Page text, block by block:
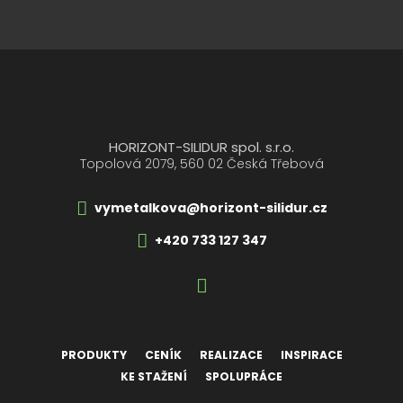
HORIZONT-SILIDUR spol. s.r.o.
Topolová 2079, 560 02 Česká Třebová
vymetalkova@horizont-silidur.cz
+420 733 127 347
PRODUKTY CENÍK REALIZACE
INSPIRACE
KE STAŽENÍ
SPOLUPRÁCE